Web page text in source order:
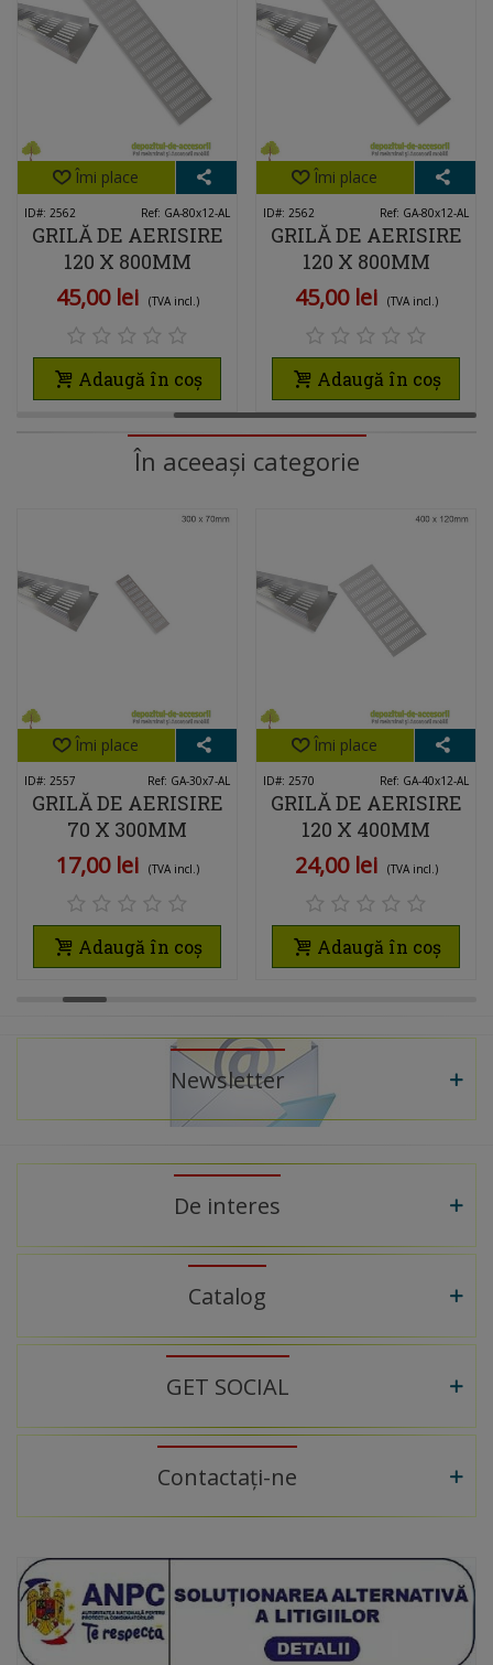
Îmi place
ID#: 2562 Ref: GA-80x12-AL
GRILĂ DE AERISIRE
120 X 800MM
ALUMINIU
45,00 lei (TVA incl.)
Adaugă în coș
Îmi place
ID#: 2562 Ref: GA-80x12-AL
GRILĂ DE AERISIRE
120 X 800MM
ALUMINIU
45,00 lei (TVA incl.)
Adaugă în coș
În aceeași categorie
Îmi place
ID#: 2557 Ref: GA-30x7-AL
GRILĂ DE AERISIRE
70 X 300MM
ALUMINIU
17,00 lei (TVA incl.)
Adaugă în coș
Îmi place
ID#: 2570 Ref: GA-40x12-AL
GRILĂ DE AERISIRE
120 X 400MM
ALUMINIU
24,00 lei (TVA incl.)
Adaugă în coș
Newsletter
De interes
Catalog
GET SOCIAL
Contactați-ne